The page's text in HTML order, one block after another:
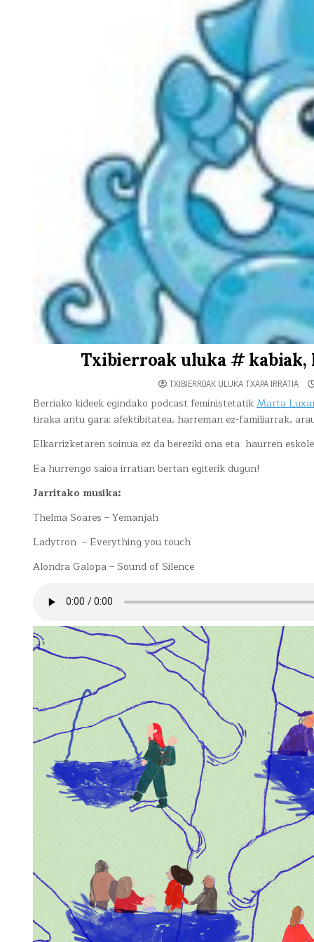
Txibierroak uluka #
TXIBIERROAK ULUKA TXAPA IRRATIA
Berriako kideek egindako podcast feministetatikMarta
tiraka aritu gara: afektibitatea, harreman ez-familiarrak,
Elkarrizketaren soinua ez da bereziki ona eta haurren
Ea hurrengo saioa irratian bertan egiterik dugun!
Jarritako musika:
Thelma Soares – Yemanjah
Ladytron – Everything you touch
Alondra Galopa – Sound of Silence